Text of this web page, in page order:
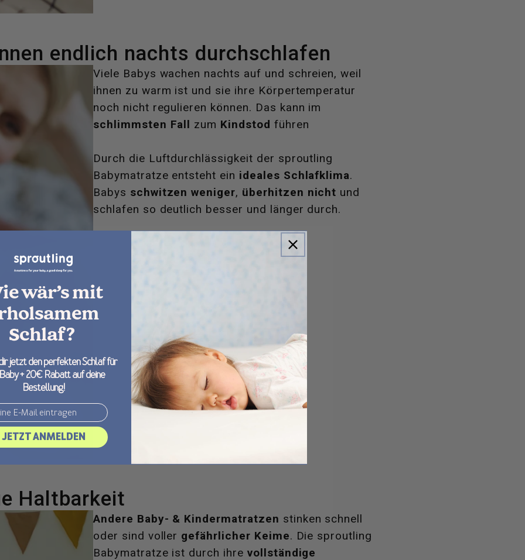
endlich nachts durchschlafen
Viele Babys wachen nachts auf und schreien, weil
ihnen zu warm ist und sie ihre Körpertemperatur
noch nicht regulieren können. Das kann im
schlimmsten Fall zum Kindstod führen
Durch die Luftdurchlässigkeit der sproutling
Babymatratze entsteht ein ideales Schlafklima.
Babys schwitzen weniger, überhitzen nicht und
schlafen so deutlich besser und länger durch.
Haltbarkeit
Andere Baby- & Kindermatratzen stinken schnell
oder sind voller gefährlicher Keime. Die sproutling
Babymatratze ist durch ihre vollständige
wär’s mit
Schlaf?
jetzt den perfekten Schlaf für
+ 20€ Rabatt auf deine
Bestellung!
JETZT ANMELDEN